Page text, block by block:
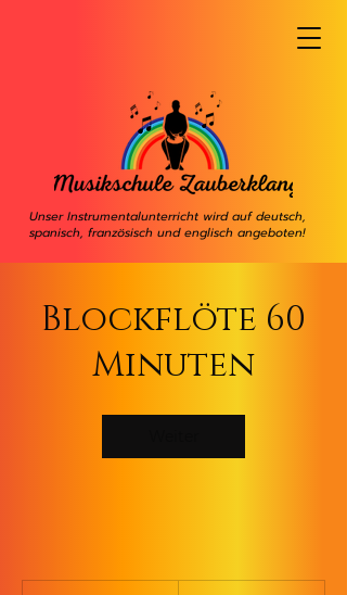
Unser Instrumentalunterricht wird auf deutsch,
spanisch, französisch und englisch angeboten!
Blockflöte 60
Minuten